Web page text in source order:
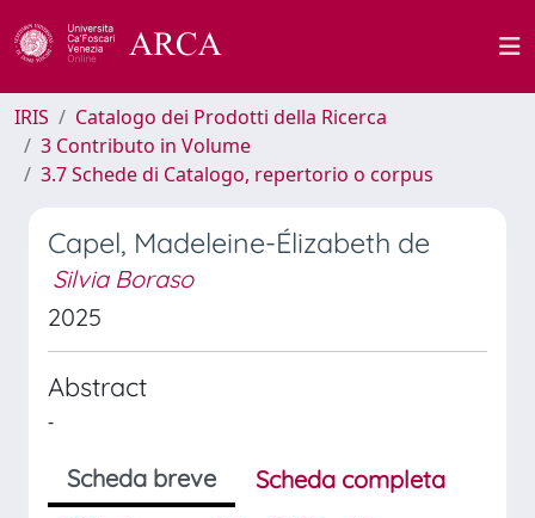
IRIS
Catalogo dei Prodotti della Ricerca
3 Contributo in Volume
3.7 Schede di Catalogo, repertorio o corpus
Capel, Madeleine-Élizabeth de
Silvia Boraso
2025
Abstract
-
Scheda breve
Scheda completa